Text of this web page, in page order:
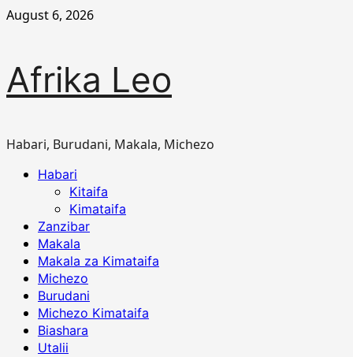
Skip
August 6, 2026
Afrika Leo
Habari, Burudani, Makala, Michezo
PrimaryHabari
Kitaifa
Kimataifa
Zanzibar
Makala
Makala za Kimataifa
Michezo
Burudani
Michezo Kimataifa
Biashara
Utalii